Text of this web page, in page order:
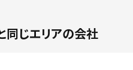
同じエリアの会社